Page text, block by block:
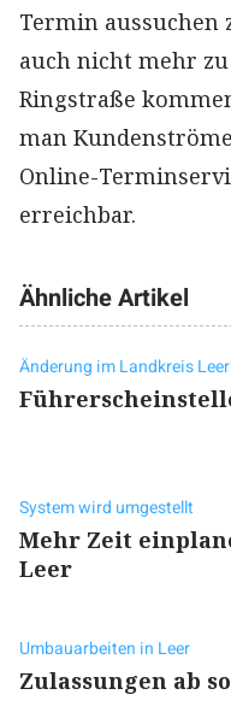
Termin aussuchen
auch nicht mehr
Ringstraße
man
Online-
erreichbar.
Ähnliche Artikel
Änderung im Landkreis Leer
System wird umgestellt
Mehr Zeit
Leer
Umbauarbeiten in Leer
Zulassungen ab